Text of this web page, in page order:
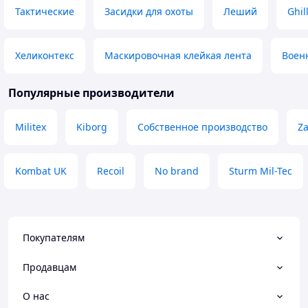
Тактические Засидки для охоты Леший
Хеликонтекс Маскировочная клейкая лента
Популярные производители
Militex Kiborg Собственное производство
Kombat UK Recoil No brand Sturm Mil-Tec
Покупателям
Продавцам
О нас